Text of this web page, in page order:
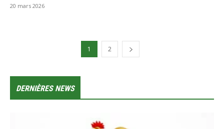
20 mars 2026
1 2
DERNIÈRES NEWS